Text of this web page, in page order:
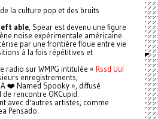
la culture pop et des bruits
able, Spear est devenu une figure
noise expérimentale américaine.
par une frontière floue entre vie
à la fois répétitives et
radio sur WMPG intitulée « Rssd Uul
enregistrements,
❤️ Named Spooky », diffusé
rencontre OKCupid.
avec d'autres artistes, comme
Pensado.